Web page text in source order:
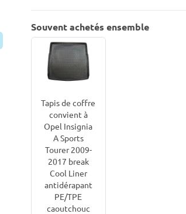
Souvent achetés ensemble
Tapis de coffre
convient à
Opel Insignia
A Sports
Tourer 2009-
2017 break
Cool Liner
antidérapant
PE/TPE
caoutchouc